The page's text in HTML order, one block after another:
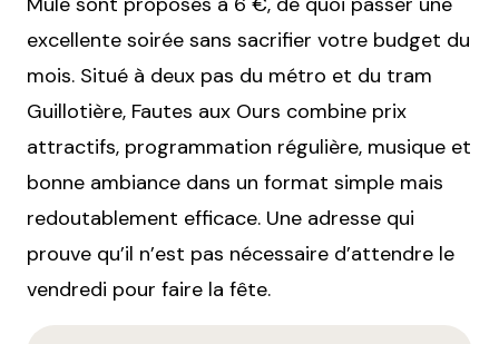
excellente soirée sans sacrifier votre budget du
mois. Situé à deux pas du métro et du tram
Guillotière, Fautes aux Ours combine prix
attractifs, programmation régulière, musique et
bonne ambiance dans un format simple mais
redoutablement efficace. Une adresse qui
prouve qu’il n’est pas nécessaire d’attendre le
vendredi pour faire la fête.